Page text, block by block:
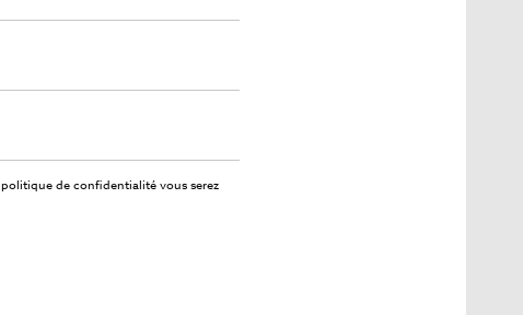
politique de confidentialitévous serez